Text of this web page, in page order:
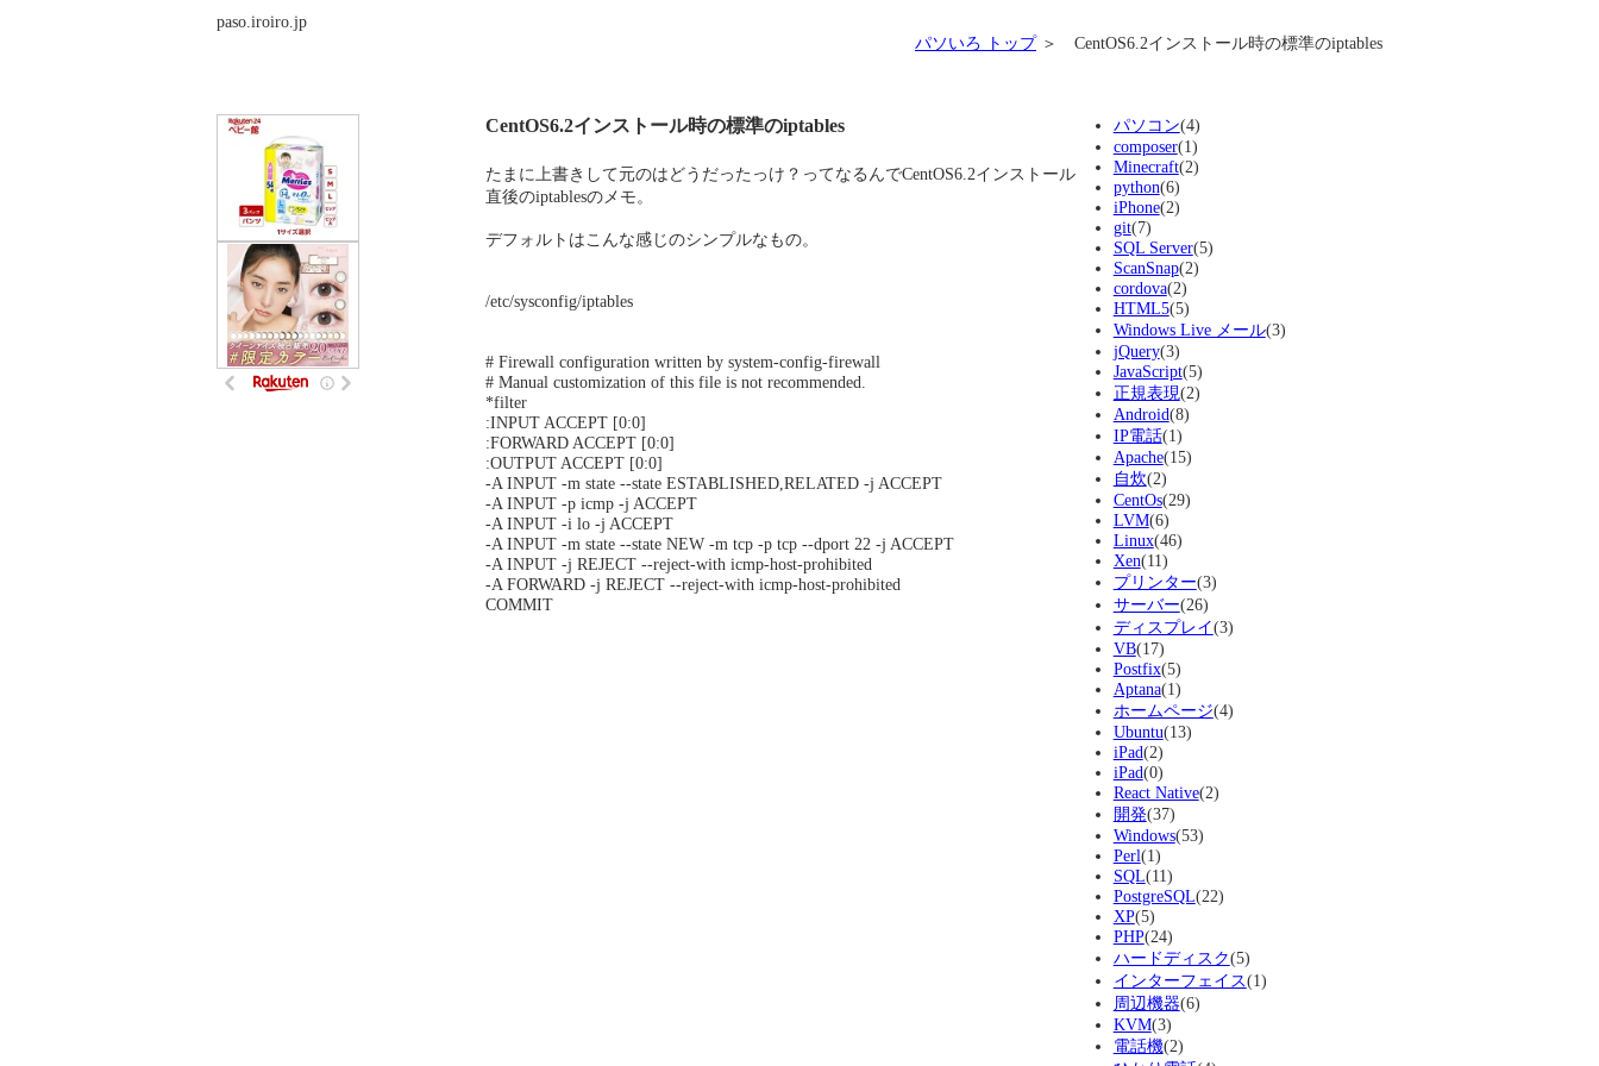
paso.iroiro.jp
パソいろ トップ＞ CentOS6.2インストール時の標準のiptables
CentOS6.2インストール時の標準のiptables
たまに上書きして元のはどうだったっけ？ってなるんでCentOS6.2インストール
直後のiptablesのメモ。
デフォルトはこんな感じのシンプルなもの。
/etc/sysconfig/iptables
# Firewall configuration written by system-config-firewall
# Manual customization of this file is not recommended.
*filter
:INPUT ACCEPT [0:0]
:FORWARD ACCEPT [0:0]
:OUTPUT ACCEPT [0:0]
-A INPUT -m state --state ESTABLISHED,RELATED -j ACCEPT
-A INPUT -p icmp -j ACCEPT
-A INPUT -i lo -j ACCEPT
-A INPUT -m state --state NEW -m tcp -p tcp --dport 22 -j ACCEPT
-A INPUT -j REJECT --reject-with icmp-host-prohibited
-A FORWARD -j REJECT --reject-with icmp-host-prohibited
COMMIT
パソコン(4)
composer(1)
Minecraft(2)
python(6)
iPhone(2)
git(7)
SQL Server(5)
ScanSnap(2)
cordova(2)
HTML5(5)
Windows Live メール(3)
jQuery(3)
JavaScript(5)
正規表現(2)
Android(8)
IP電話(1)
Apache(15)
自炊(2)
CentOs(29)
LVM(6)
Linux(46)
Xen(11)
プリンター(3)
サーバー(26)
ディスプレイ(3)
VB(17)
Postfix(5)
Aptana(1)
ホームページ(4)
Ubuntu(13)
iPad(2)
iPad(0)
React Native(2)
開発(37)
Windows(53)
Perl(1)
SQL(11)
PostgreSQL(22)
XP(5)
PHP(24)
ハードディスク(5)
インターフェイス(1)
周辺機器(6)
KVM(3)
電話機(2)